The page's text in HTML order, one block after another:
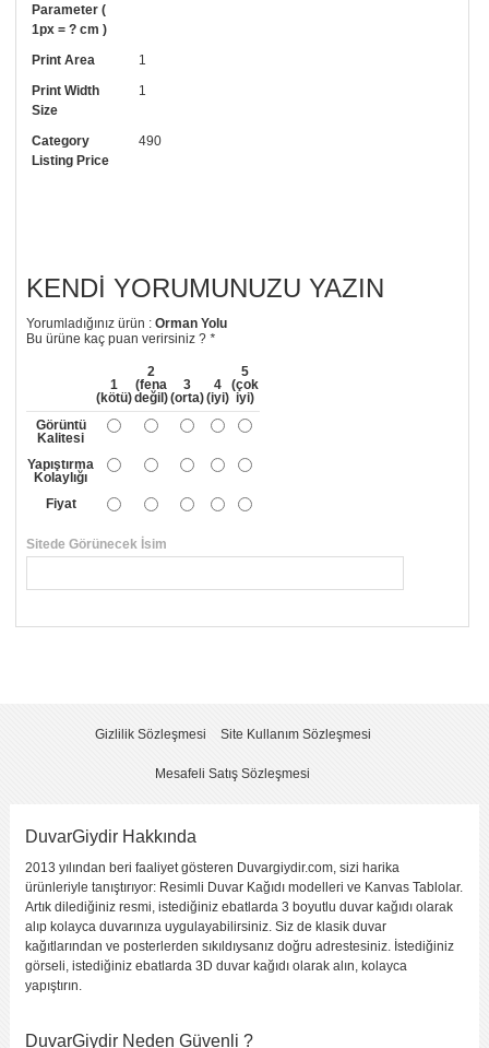
uygulama kılavuzu da gönderilecektir.
arayıp talebinizi iletebilirsiniz.
• Görselde düzenleme yaptırmak istiyorsanız yine bize telefon
numaramızdan ulaşabilirsiniz.
Parameter (
1px = ? cm )
Print Area
1
Print Width
Size
1
Category
Listing Price
490
KENDI YORUMUNUZU YAZIN
Yorumladığınız ürün :Orman Yolu
Bu ürüne kaç puan verirsiniz ?*
1
(kötü)
2
(fena
değil)
3
(orta)
4
(iyi)
5
(çok
iyi)
Görüntü
Kalitesi
Yapıştırma
Kolaylığı
Fiyat
Sitede Görünecek İsim
Yorumu Gönder
Gizlilik Sözleşmesi Site Kullanım Sözleşmesi
Mesafeli Satış Sözleşmesi
DuvarGiydir Hakkında
2013 yılından beri faaliyet gösteren Duvargiydir.com, sizi harika
ürünleriyle tanıştırıyor: Resimli Duvar Kağıdı modelleri ve Kanvas Tablolar.
Artık dilediğiniz resmi, istediğiniz ebatlarda 3 boyutlu duvar kağıdı olarak
alıp kolayca duvarınıza uygulayabilirsiniz. Siz de klasik duvar
kağıtlarından ve posterlerden sıkıldıysanız doğru adrestesiniz. İstediğiniz
görseli, istediğiniz ebatlarda 3D duvar kağıdı olarak alın, kolayca
yapıştırın.
DuvarGiydir Neden Güvenli ?